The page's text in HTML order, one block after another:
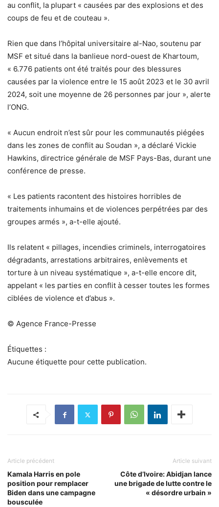
au conflit, la plupart « causées par des explosions et des
coups de feu et de couteau ».
Rien que dans l’hôpital universitaire al-Nao, soutenu par
MSF et situé dans la banlieue nord-ouest de Khartoum,
« 6.776 patients ont été traités pour des blessures
causées par la violence entre le 15 août 2023 et le 30 avril
2024, soit une moyenne de 26 personnes par jour », alerte
l’ONG.
« Aucun endroit n’est sûr pour les communautés piégées
dans les zones de conflit au Soudan », a déclaré Vickie
Hawkins, directrice générale de MSF Pays-Bas, durant une
conférence de presse.
« Les patients racontent des histoires horribles de
traitements inhumains et de violences perpétrées par des
groupes armés », a-t-elle ajouté.
Ils relatent « pillages, incendies criminels, interrogatoires
dégradants, arrestations arbitraires, enlèvements et
torture à un niveau systématique », a-t-elle encore dit,
appelant « les parties en conflit à cesser toutes les formes
ciblées de violence et d’abus ».
© Agence France-Presse
Étiquettes :
Aucune étiquette pour cette publication.
Article précédent
Kamala Harris en pole
position pour remplacer
Biden dans une campagne
bousculée
Article suivant
Côte d’Ivoire: Abidjan lance
une brigade de lutte contre le
« désordre urbain »